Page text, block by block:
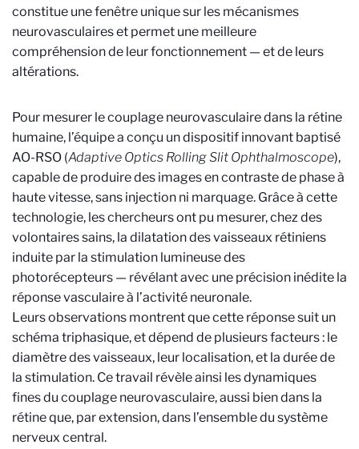
constitue une fenêtre unique sur les mécanismes
neurovasculaires et permet une meilleure
compréhension de leur fonctionnement — et de leurs
altérations.
Pour mesurer le couplage neurovasculaire dans la rétine
humaine, l’équipe a conçu un dispositif innovant baptisé
AO-RSO (Adaptive Optics Rolling Slit Ophthalmoscope),
capable de produire des images en contraste de phase à
haute vitesse, sans injection ni marquage. Grâce à cette
technologie, les chercheurs ont pu mesurer, chez des
volontaires sains, la dilatation des vaisseaux rétiniens
induite par la stimulation lumineuse des
photorécepteurs — révélant avec une précision inédite la
réponse vasculaire à l’activité neuronale.
Leurs observations montrent que cette réponse suit un
schéma triphasique, et dépend de plusieurs facteurs : le
diamètre des vaisseaux, leur localisation, et la durée de
la stimulation. Ce travail révèle ainsi les dynamiques
fines du couplage neurovasculaire, aussi bien dans la
rétine que, par extension, dans l’ensemble du système
nerveux central.